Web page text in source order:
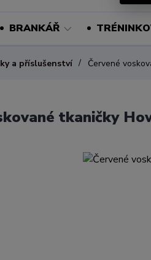
BRANKÁŘ
a příslušenství Červené
tkaničky